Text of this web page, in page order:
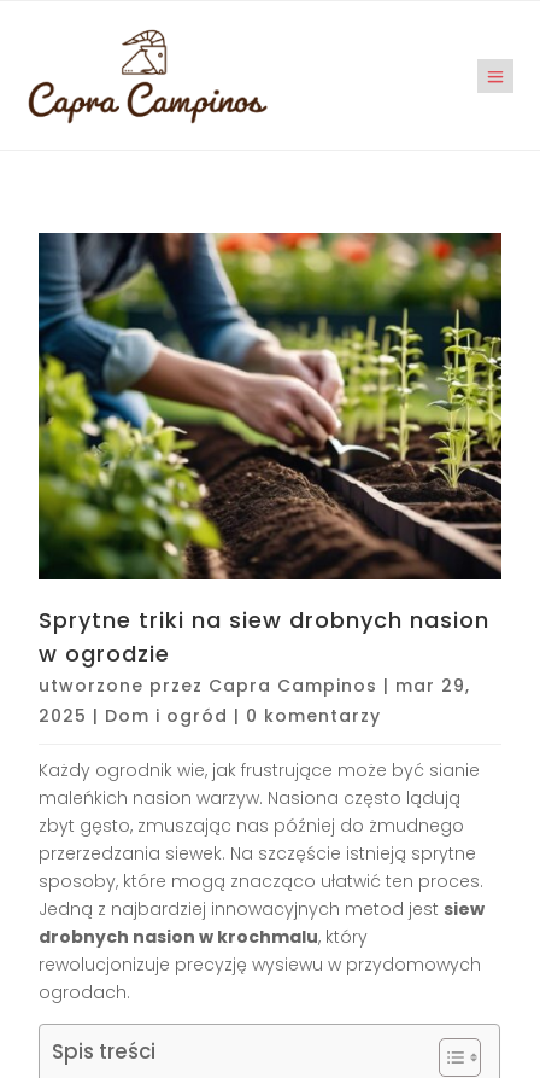
Sprytne triki na siew drobnych nasion
w ogrodzie
utworzone przez Capra Campinos | mar 29,
2025 | Dom i ogród | 0 komentarzy
Każdy ogrodnik wie, jak frustrujące może być sianie
maleńkich nasion warzyw. Nasiona często lądują
zbyt gęsto, zmuszając nas później do żmudnego
przerzedzania siewek. Na szczęście istnieją sprytne
sposoby, które mogą znacząco ułatwić ten proces.
Jedną z najbardziej innowacyjnych metod jest siew
drobnych nasion w krochmalu, który
rewolucjonizuje precyzję wysiewu w przydomowych
ogrodach.
Spis treści